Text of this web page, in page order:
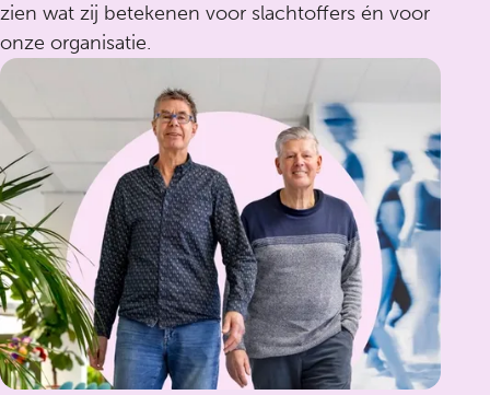
zien wat zij betekenen voor slachtoffers én voor
onze organisatie.